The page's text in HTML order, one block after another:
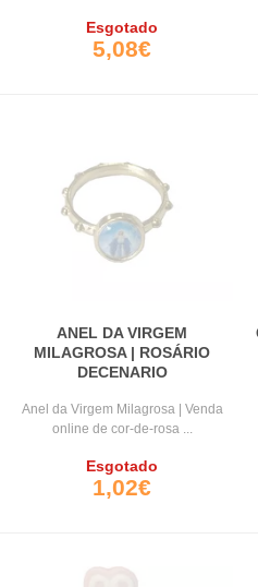
Esgotado
5,08€
ANEL DA VIRGEM
MILAGROSA | ROSÁRIO
DECENARIO
Anel da Virgem Milagrosa | Venda
online de cor-de-rosa ...
Esgotado
1,02€